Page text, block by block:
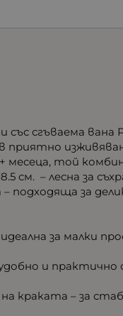
със сгъваема
месеца, той
см. – лесна за
– подходяща за
за малки
и практично
краката – за